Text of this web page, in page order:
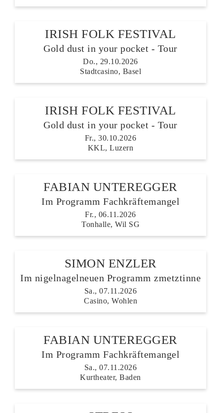
IRISH FOLK FESTIVAL
Gold dust in your pocket - Tour
Do., 29.10.2026
Stadtcasino, Basel
IRISH FOLK FESTIVAL
Gold dust in your pocket - Tour
Fr., 30.10.2026
KKL, Luzern
FABIAN UNTEREGGER
Im Programm Fachkräftemangel
Fr., 06.11.2026
Tonhalle, Wil SG
SIMON ENZLER
Im nigelnagelneuen Programm zmetztinne
Sa., 07.11.2026
Casino, Wohlen
FABIAN UNTEREGGER
Im Programm Fachkräftemangel
Sa., 07.11.2026
Kurtheater, Baden